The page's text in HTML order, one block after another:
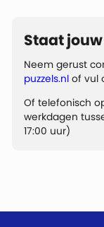
Staat
Neem gerust
puzzels.nl of vul
Of telefonisch
werkdagen
17:00 uur)